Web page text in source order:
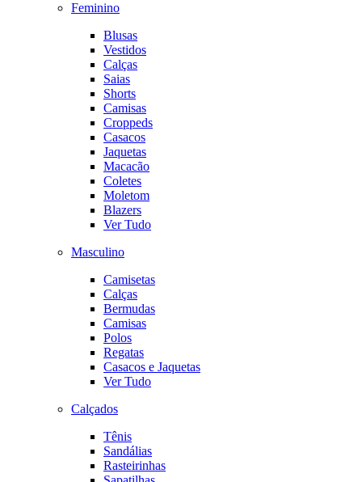
Feminino
Blusas
Vestidos
Calças
Saias
Shorts
Camisas
Croppeds
Casacos
Jaquetas
Macacão
Coletes
Moletom
Blazers
Ver Tudo
Masculino
Camisetas
Calças
Bermudas
Camisas
Polos
Regatas
Casacos e Jaquetas
Ver Tudo
Calçados
Tênis
Sandálias
Rasteirinhas